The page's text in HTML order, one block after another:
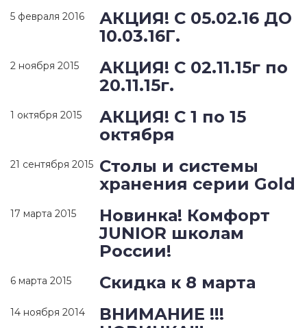
5 февраля 2016
АКЦИЯ! С 05.02.16 ДО
10.03.16Г.
2 ноября 2015
АКЦИЯ! С 02.11.15г по
20.11.15г.
1 октября 2015
АКЦИЯ! С 1 по 15
октября
21 сентября 2015 Столы и системы
хранения серии Gold
17 марта 2015
Новинка! Комфорт
JUNIOR школам
России!
6 марта 2015 Скидка к 8 марта
14 ноября 2014
ВНИМАНИЕ !!!